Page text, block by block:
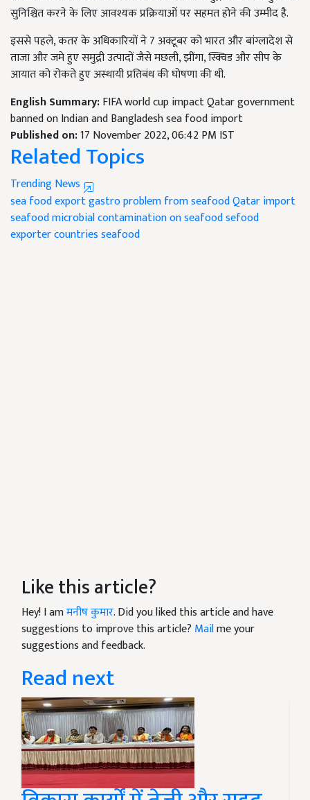
सुनिश्चित करने के लिए आवश्यक प्रक्रियाओं पर सहमत होने की उम्मीद है.
इससे पहले, कतर के अधिकारियों ने 7 अक्टूबर को भारत और बांग्लादेश से
ताजा और जमे हुए समुद्री उत्पादों जैसे मछली, झींगा, स्क्विड और सीप के
आयात को रोकते हुए अस्थायी प्रतिबंध की घोषणा की थी.
English Summary:FIFA world cup impact Qatar government
banned on Indian and Bangladesh sea food import
Published on:17 November 2022, 06:42 PM IST
Related Topics
Trending News
sea food exportgastro problem from seafoodQatar import
seafoodmicrobial contamination on seafoodsefood
exporter countriesseafood
Like this article?
Hey! I amमनीष कुमार. Did you liked this article and have
suggestions to improve this article? Mailme your
suggestions and feedback.
Read next